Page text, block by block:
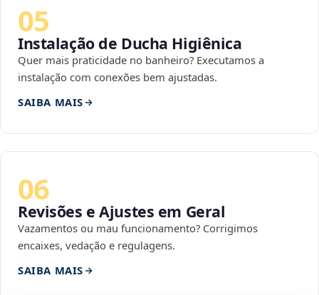
05
Instalação de Ducha Higiênica
Quer mais praticidade no banheiro? Executamos a
instalação com conexões bem ajustadas.
SAIBA MAIS
06
Revisões e Ajustes em Geral
Vazamentos ou mau funcionamento? Corrigimos
encaixes, vedação e regulagens.
SAIBA MAIS